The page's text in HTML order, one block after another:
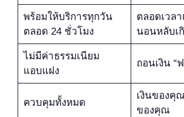
พร้อมให้บริการทุกวัน
ตลอด 24 ชั่วโมง
ตลอดเวลา
นอนหลับเ
ไม่มีค่าธรรมเนียม
แอบแฝง
ถอนเงิน “
ควบคุมทั้งหมด
เงินของคุ
ของคุณ